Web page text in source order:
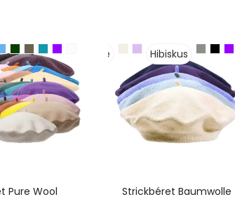
Pure Wool
D'Marine Hibiskus
Strickbéret Baumwolle